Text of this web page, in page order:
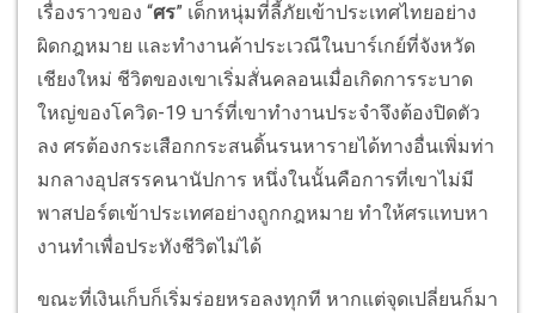
เรื่องราวของ “ศร” เด็กหนุ่มที่ลี้ภัยเข้าประเทศไทยอย่าง
ผิดกฎหมาย และทำงานค้าประเวณีในบาร์เกย์ที่จังหวัด
เชียงใหม่ ชีวิตของเขาเริ่มสั่นคลอนเมื่อเกิดการระบาด
ใหญ่ของโควิด-19 บาร์ที่เขาทำงานประจำจึงต้องปิดตัว
ลง ศรต้องกระเสือกกระสนดิ้นรนหารายได้ทางอื่นเพิ่มท่า
มกลางอุปสรรคนานัปการ หนึ่งในนั้นคือการที่เขาไม่มี
พาสปอร์ตเข้าประเทศอย่างถูกกฎหมาย ทำให้ศรแทบหา
งานทำเพื่อประทังชีวิตไม่ได้
ขณะที่เงินเก็บก็เริ่มร่อยหรอลงทุกที หากแต่จุดเปลี่ยนก็มา